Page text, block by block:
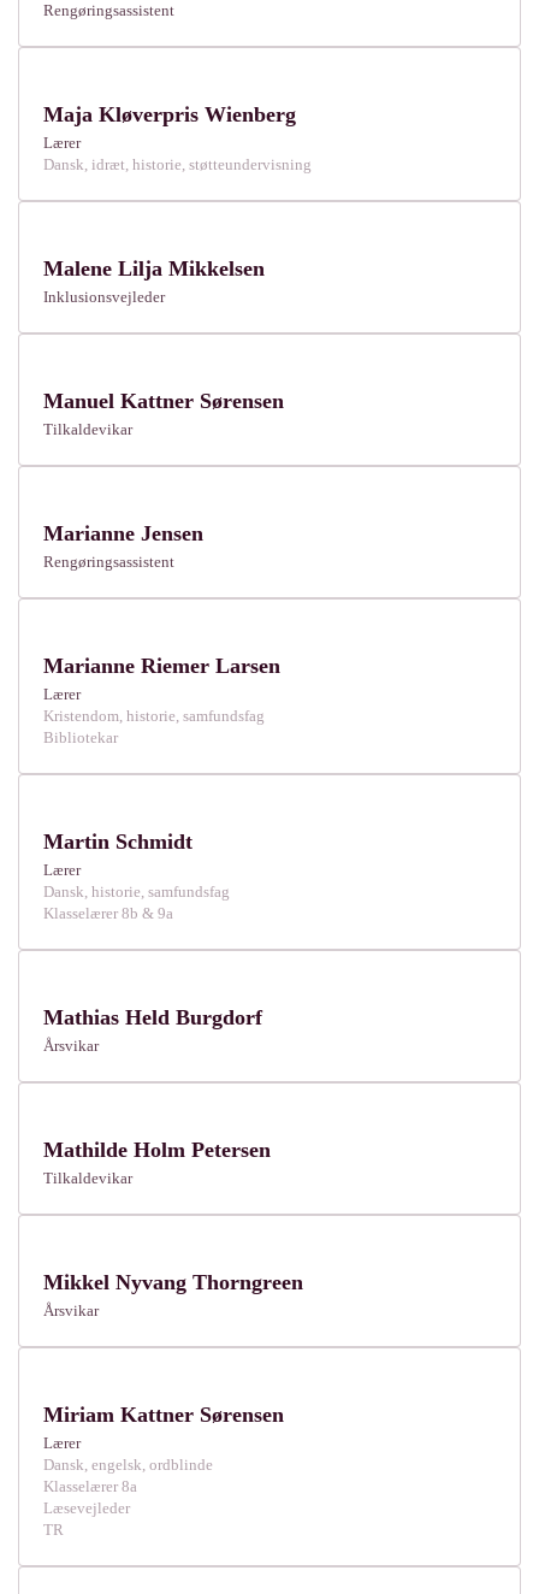
Rengøringsassistent
Maja Kløverpris Wienberg
Lærer
Dansk, idræt, historie, støtteundervisning
Malene Lilja Mikkelsen
Inklusionsvejleder
Manuel Kattner Sørensen
Tilkaldevikar
Marianne Jensen
Rengøringsassistent
Marianne Riemer Larsen
Lærer
Kristendom, historie, samfundsfag
Bibliotekar
Martin Schmidt
Lærer
Dansk, historie, samfundsfag
Klasselærer 8b & 9a
Mathias Held Burgdorf
Årsvikar
Mathilde Holm Petersen
Tilkaldevikar
Mikkel Nyvang Thorngreen
Årsvikar
Miriam Kattner Sørensen
Lærer
Dansk, engelsk, ordblinde
Klasselærer 8a
Læsevejleder
TR